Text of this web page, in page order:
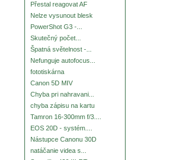
Přestal reagovat AF
Nelze vysunout blesk
PowerShot G3 -...
Skutečný počet...
Špatná světelnost -...
Nefunguje autofocus...
fototiskárna
Canon 5D MIV
Chyba pri nahravani...
chyba zápisu na kartu
Tamron 16-300mm f/3....
EOS 20D - systém....
Nástupce Canonu 30D
natáčanie videa s...